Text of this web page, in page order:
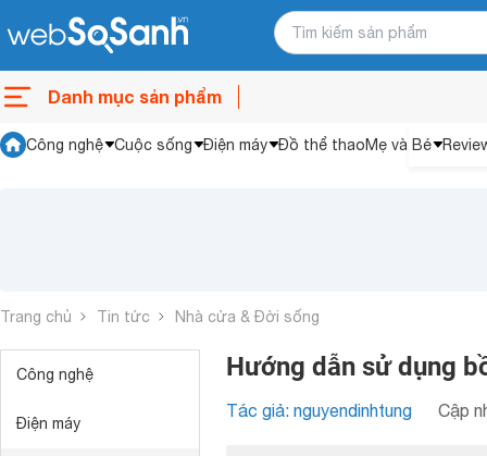
Danh mục sản phẩm
Công nghệ Cuộc sống Điện máy Đồ thể thaoMẹ và Bé
Trang chủ Tin tức Nhà cửa & Đời sống
Công nghệ
Điện máy
Hướng dẫn sử dụng
Tác giả: nguyendinhtung Cập